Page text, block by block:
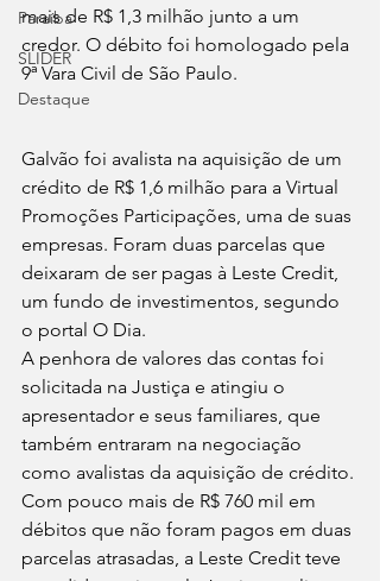
Paraíba
SLIDER
Destaque
mais de R$ 1,3 milhão junto a um
credor. O débito foi homologado pela
9ª Vara Civil de São Paulo.
Galvão foi avalista na aquisição de um
crédito de R$ 1,6 milhão para a Virtual
Promoções Participações, uma de suas
empresas. Foram duas parcelas que
deixaram de ser pagas à Leste Credit,
um fundo de investimentos, segundo
o portal O Dia.
A penhora de valores das contas foi
solicitada na Justiça e atingiu o
apresentador e seus familiares, que
também entraram na negociação
como avalistas da aquisição de crédito.
Com pouco mais de R$ 760 mil em
débitos que não foram pagos em duas
parcelas atrasadas, a Leste Credit teve